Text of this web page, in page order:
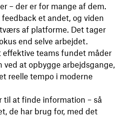
– der er for mange af dem.
et andet, og viden
af platforme. Det tager
end selve arbejdet.
effektive teams fundet måder
at opbygge arbejdsgange,
reelle tempo i moderne
til at finde information – så
de har brug for, med det